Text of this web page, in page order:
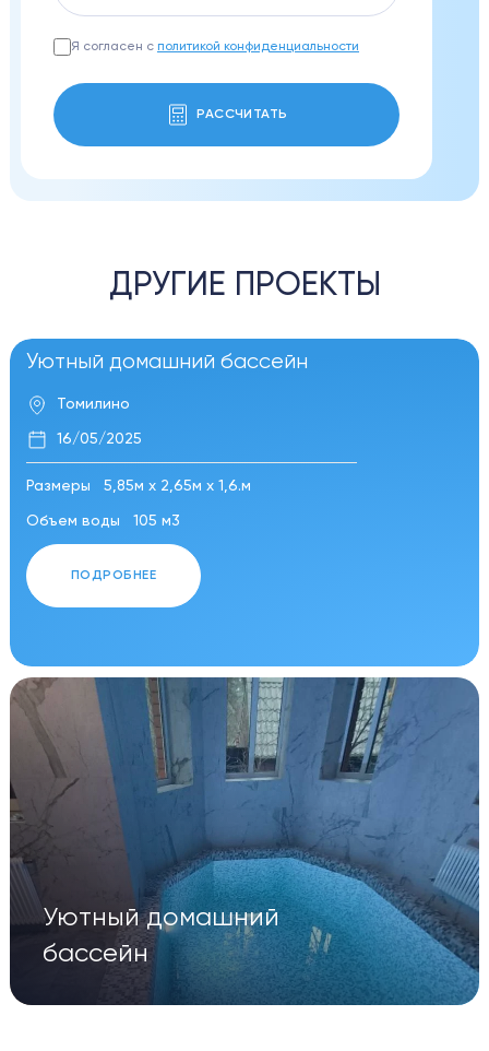
Я согласен с политикой конфиденциальности
РАССЧИТАТЬ
ДРУГИЕ ПРОЕКТЫ
Уютный домашний бассейн
Томилино
16/05/2025
Размеры 5,85м х 2,65м х 1,6.м
Объем воды 105 м3
ПОДРОБНЕЕ
Уютный домашний
бассейн